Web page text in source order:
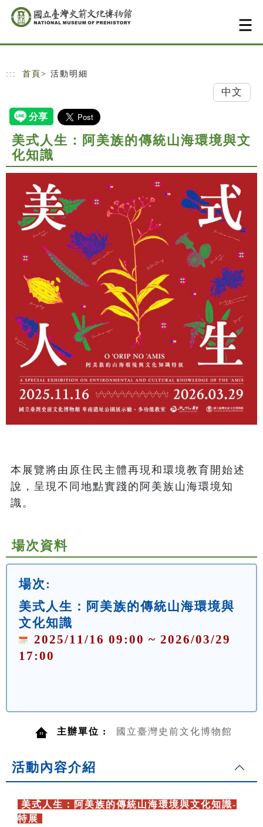
跳到主要內容
網站導覽
::: 首頁 > 活動明細
中文
美式人生：阿美族的傳統山海環境與文
化知識
本展覽將由原住民主體再現和環境教育開始述
說，呈現不同地點實踐的阿美族山海環境知
識。
場次資料
場次:
美式人生：阿美族的傳統山海環境與
文化知識
2025/11/16 09:00 ~ 2026/03/29
17:00
主辦單位 : 國立臺灣史前文化博物館
活動內容介紹
美式人生：阿美族的傳統山海環境與文化知識-
特展